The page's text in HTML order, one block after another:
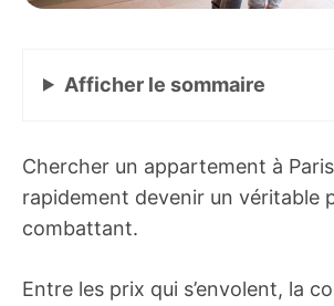
Afficher le sommaire
Chercher un appartement à
rapidement devenir un véritable
combattant.
Entre les prix qui s’envolent, la